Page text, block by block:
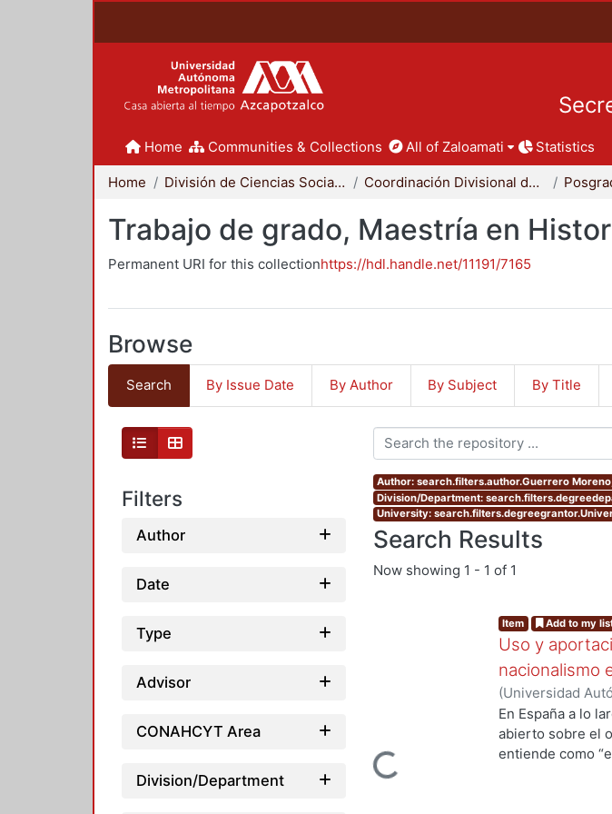
Home Communities & Collections All of Zaloamati Statistics
Home División de Ciencias Sociales y Humanidades Coordinación Divisional de Posgrado
Trabajo de grado, Maestría en
Permanent URI for this collectionhttps://hdl.handle.net/11191/7165
Browse
Search By Issue Date By Author By Subject By Title
Filters
Author
Date
Type
Advisor
CONAHCYT Area
Division/Department
Author: search.filters.author.Guerrero
Division/Department:
University:
Search Results
Now showing 1 - 1 of 1
Loading...
Item Add to my
Uso y
nacionalismo
(Universidad
de Servicios de
En España a lo
abierto sobre el
entiende como